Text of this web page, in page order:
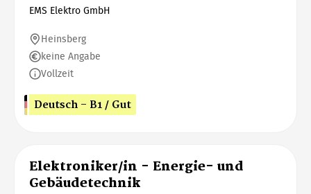
EMS Elektro GmbH
Heinsberg
keine Angabe
Vollzeit
Deutsch - B1 / Gut
Elektroniker/in - Energie- und
Gebäudetechnik